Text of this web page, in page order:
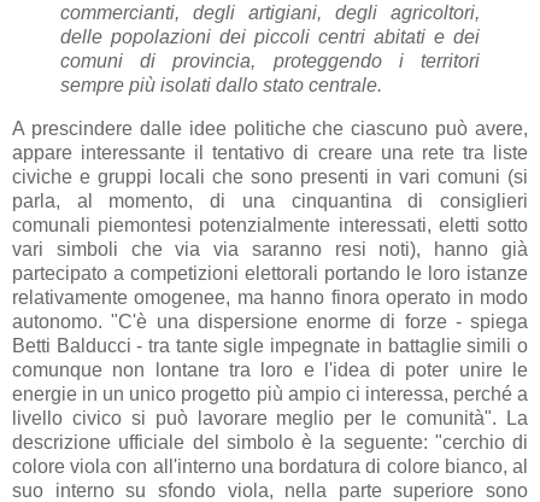
commercianti, degli artigiani, degli agricoltori,
delle popolazioni dei piccoli centri abitati e dei
comuni di provincia, proteggendo i territori
sempre più isolati dallo stato centrale.
A prescindere dalle idee politiche che ciascuno può avere,
appare interessante il tentativo di creare una rete tra liste
civiche e gruppi locali che sono presenti in vari comuni (si
parla, al momento, di una cinquantina di consiglieri
comunali piemontesi potenzialmente interessati, eletti sotto
vari simboli che via via saranno resi noti), hanno già
partecipato a competizioni elettorali portando le loro istanze
relativamente omogenee, ma hanno finora operato in modo
autonomo. "C'è una dispersione enorme di forze - spiega
Betti Balducci - tra tante sigle impegnate in battaglie simili o
comunque non lontane tra loro e l'idea di poter unire le
energie in un unico progetto più ampio ci interessa, perché a
livello civico si può lavorare meglio per le comunità". La
descrizione ufficiale del simbolo è la seguente: "cerchio di
colore viola con all'interno una bordatura di colore bianco, al
suo interno su sfondo viola, nella parte superiore sono